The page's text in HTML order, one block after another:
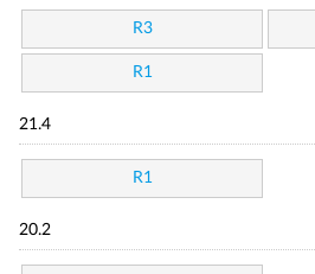
R3
R1
21.4
R1
20.2